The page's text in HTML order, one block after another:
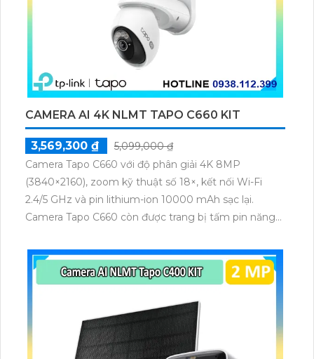
CAMERA AI 4K NLMT TAPO C660 KIT
3,569,300 ₫
5,099,000 ₫
Camera Tapo C660 với độ phân giải 4K 8MP
(3840×2160), zoom kỹ thuật số 18×, kết nối Wi-Fi
2.4/5 GHz và pin lithium-ion 10000 mAh sạc lại.
Camera Tapo C660 còn được trang bị tấm pin năng
thú cưng, phương tiện, lưu trữ thẻ microSD tối đa 512
GB.